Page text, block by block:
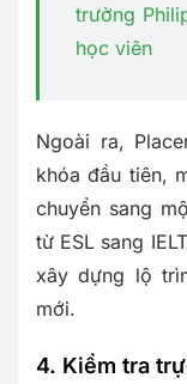
trường
học viên
Ngoài ra,
khóa đầu tiên,
chuyển sang
từ ESL sang
xây dựng lộ
mới.
4. Kiểm tra